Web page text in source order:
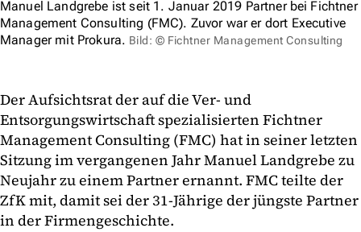
Manuel Landgrebe ist seit 1. Januar 2019 Partner bei Fichtner
Management Consulting (FMC). Zuvor war er dort Executive
Manager mit Prokura. Bild: © Fichtner Management Consulting
Der Aufsichtsrat der auf die Ver- und
Entsorgungswirtschaft spezialisierten Fichtner
Management Consulting (FMC) hat in seiner letzten
Sitzung im vergangenen Jahr Manuel Landgrebe zu
Neujahr zu einem Partner ernannt. FMC teilte der
ZfK mit, damit sei der 31-Jährige der jüngste Partner
in der Firmengeschichte.